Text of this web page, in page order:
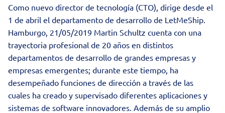
Como nuevo director de tecnología (CTO), dirige desde el
1 de abril el departamento de desarrollo de LetMeShip.
Hamburgo, 21/05/2019 Martin Schultz cuenta con una
trayectoria profesional de 20 años en distintos
departamentos de desarrollo de grandes empresas y
empresas emergentes; durante este tiempo, ha
desempeñado funciones de dirección a través de las
cuales ha creado y supervisado diferentes aplicaciones y
sistemas de software innovadores. Además de su amplio